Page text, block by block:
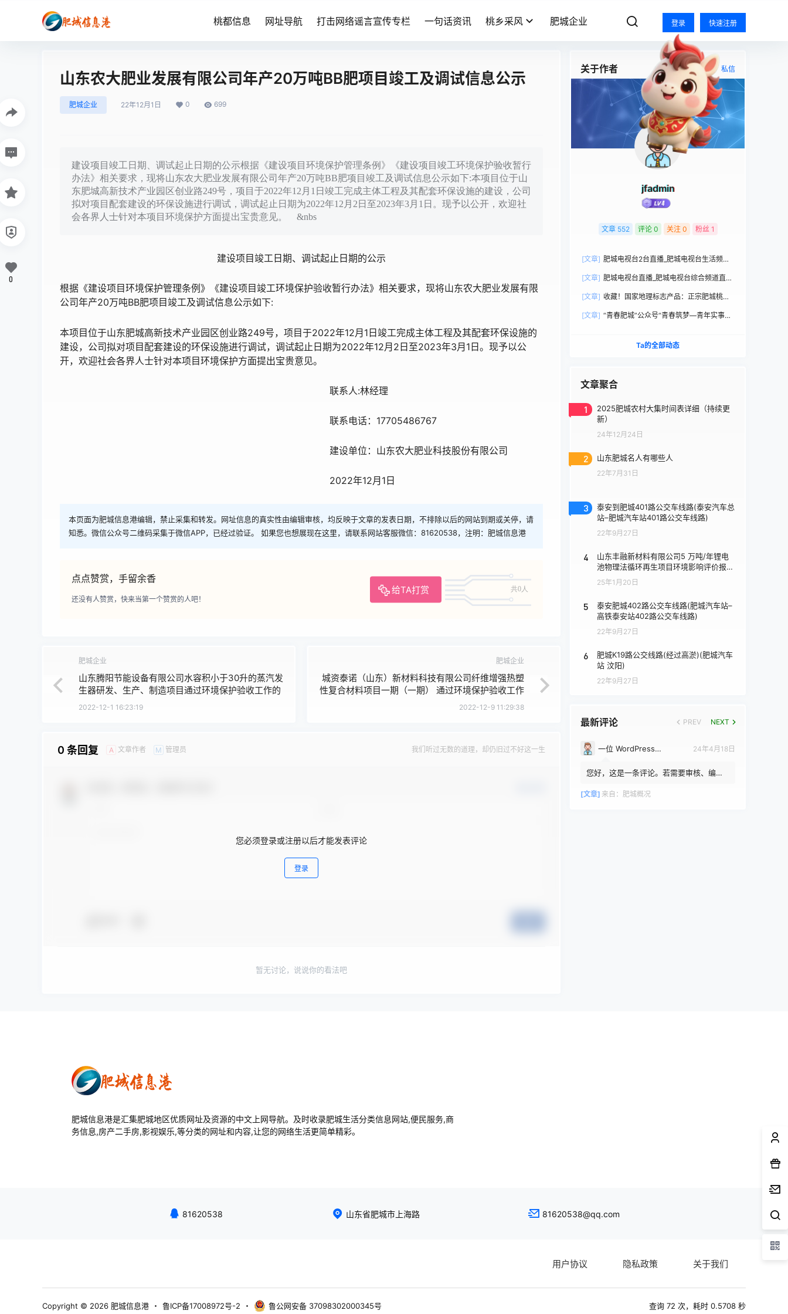
桃都信息 网址导航 打击网络谣言宣传专栏 一句话资讯 桃乡采风 肥城企业 登录 快速注册
山东农大肥业发展有限公司年产20万吨BB肥项目竣工及调试信息公示
肥城企业 22年12月1日 0 699
建设项目竣工日期、调试起止日期的公示根据《建设项目环境保护管理条例》《建设项目竣工环境保护验收暂行
办法》相关要求，现将山东农大肥业发展有限公司年产20万吨BB肥项目竣工及调试信息公示如下:本项目位于山
东肥城高新技术产业园区创业路249号，项目于2022年12月1日竣工完成主体工程及其配套环保设施的建设，公司
拟对项目配套建设的环保设施进行调试，调试起止日期为2022年12月2日至2023年3月1日。现予以公开，欢迎社
会各界人士针对本项目环境保护方面提出宝贵意见。 &nbs
建设项目竣工日期、调试起止日期的公示
根据《建设项目环境保护管理条例》《建设项目竣工环境保护验收暂行办法》相关要求，现将山东农大肥业发展有限
公司年产20万吨BB肥项目竣工及调试信息公示如下:
本项目位于山东肥城高新技术产业园区创业路249号，项目于2022年12月1日竣工完成主体工程及其配套环保设施的
建设，公司拟对项目配套建设的环保设施进行调试，调试起止日期为2022年12月2日至2023年3月1日。现予以公
开，欢迎社会各界人士针对本项目环境保护方面提出宝贵意见。
联系人:林经理
联系电话：17705486767
建设单位：山东农大肥业科技股份有限公司
2022年12月1日
本页面为肥城信息港编辑，禁止采集和转发。网址信息的真实性由编辑审核，均反映于文章的发表日期，不排除以后的网站到期或关停，请
知悉。微信公众号二维码采集于微信APP，已经过验证。 如果您也想展现在这里，请联系网站客服微信：81620538，注明：肥城信息港
点点赞赏，手留余香
给TA打赏 共0人
还没有人赞赏，快来当第一个赞赏的人吧！
0
肥城企业
山东腾阳节能设备有限公司水容积小于30升的蒸汽发
生器研发、生产、制造项目通过环境保护验收工作的
公示
2022-12-1 16:23:19
肥城企业
城资泰诺（山东）新材料科技有限公司纤维增强热塑
性复合材料项目一期（一期） 通过环境保护验收工作
的公示
2022-12-9 11:29:38
0 条回复 A 文章作者 M 管理员 我们听过无数的道理，却仍旧过不好这一生
您必须登录或注册以后才能发表评论
登录
暂无讨论，说说你的看法吧
关于作者 关注 私信
jfadmin
文章 552 评论 0 关注 0 粉丝 1
[文章] 肥城电视台2台直播_肥城电视台生活频道
[文章] 肥城电视台直播_肥城电视台综合频道直播
[文章] 收藏！国家地理标志产品：正宗肥城桃选
[文章] “青春肥城”公众号“青春筑梦—青年实事直
Ta的全部动态
文章聚合
1
2025肥城农村大集时间表详细（持续更
新）
24年12月24日
2 山东肥城名人有哪些人
22年7月31日
3
泰安到肥城401路公交车线路(泰安汽车总
站–肥城汽车站401路公交车线路)
22年9月27日
4
山东丰融新材料有限公司5 万吨/年锂电
池物理法循环再生项目环境影响评价报批
前公示
25年1月20日
5
泰安肥城402路公交车线路(肥城汽车站–
高铁泰安站402路公交车线路)
22年9月27日
6
肥城K19路公交线路(经过高淤)(肥城汽车
站 汶阳)
22年9月27日
最新评论 PREV NEXT
一位 WordPress 评论者 24年4月18日
您好，这是一条评论。若需要审核、编辑
评论者头像来自 Gravatar。
[文章] 来自： 肥城概况
肥城信息港是汇集肥城地区优质网址及资源的中文上网导航。及时收录肥城生活分类信息网站,便民服务,商
务信息,房产二手房,影视娱乐,等分类的网址和内容,让您的网络生活更简单精彩。
81620538 山东省肥城市上海路 81620538@qq.com
用户协议 隐私政策 关于我们
Copyright © 2026 肥城信息港 ・ 鲁ICP备17008972号-2 ・ 鲁公网安备 37098302000345号 查询 72 次，耗时 0.5708 秒